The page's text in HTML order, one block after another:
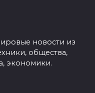
новости из
общества,
экономики.